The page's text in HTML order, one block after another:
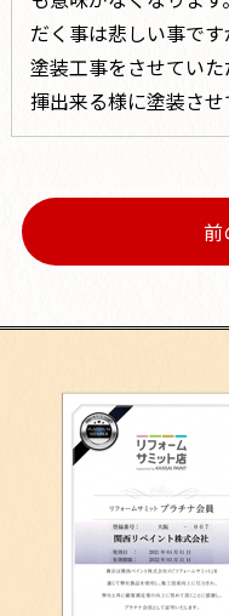
だく事は悲しい事で
塗装工事をさせてい
揮出来る様に塗装させ
前